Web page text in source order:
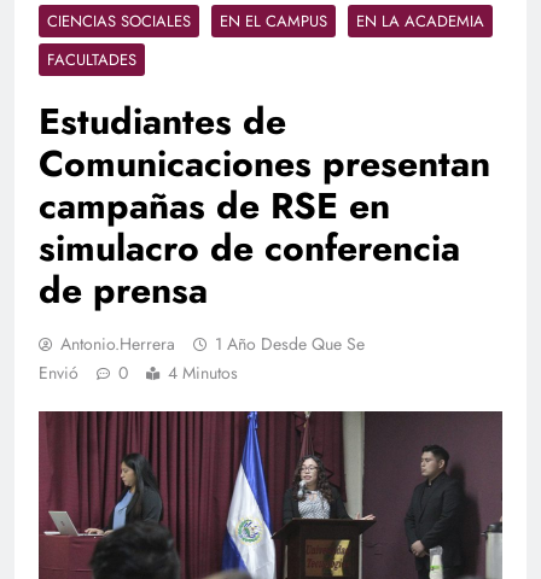
CIENCIAS SOCIALES EN EL CAMPUS
EN LA ACADEMIA
FACULTADES
Estudiantes de
Comunicaciones presentan
campañas de RSE en
simulacro de conferencia
de prensa
Antonio.herrera
1 Año Desde Que Se
Envió
0 4 Minutos